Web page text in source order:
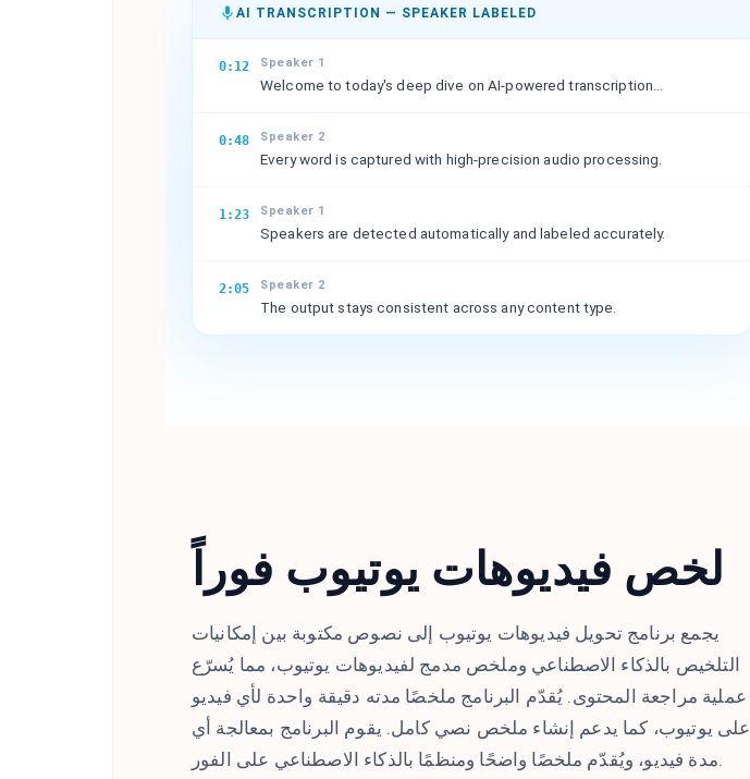
AI TRANSCRIPTION — SPEAKER LABELED
0:12 Speaker 1
Welcome to today's deep dive on AI-powered transcription...
0:48 Speaker 2
Every word is captured with high-precision audio processing.
1:23 Speaker 1
Speakers are detected automatically and labeled accurately.
2:05 Speaker 2
The output stays consistent across any content type.
لخص فيديوهات يوتيوب فوراً
يجمع برنامج تحويل فيديوهات يوتيوب إلى نصوص مكتوبة بين إمكانيات
التلخيص بالذكاء الاصطناعي وملخص مدمج لفيديوهات يوتيوب، مما يُسرّع
عملية مراجعة المحتوى. يُقدّم البرنامج ملخصًا مدته دقيقة واحدة لأي فيديو
على يوتيوب، كما يدعم إنشاء ملخص نصي كامل. يقوم البرنامج بمعالجة أي
مدة فيديو، ويُقدّم ملخصًا واضحًا ومنظمًا بالذكاء الاصطناعي على الفور.